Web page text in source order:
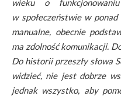
wieku o
w społeczeństwie w
manualne, obecnie
ma zdolność komunikacji.
Do historii przeszły słowa
widzieć, nie jest dobrze
jednak wszystko, aby